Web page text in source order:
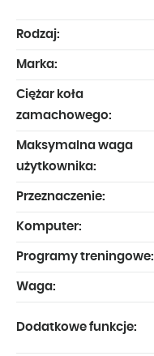
Rodzaj:
Marka:
Ciężar koła
zamachowego:
Maksymalna waga
użytkownika:
Przeznaczenie:
Komputer:
Programy treningowe:
Waga:
Dodatkowe funkcje: